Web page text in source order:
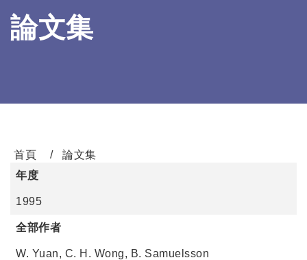
論文集
首頁
論文集
年度
1995
全部作者
W. Yuan, C. H. Wong, B. Samuelsson